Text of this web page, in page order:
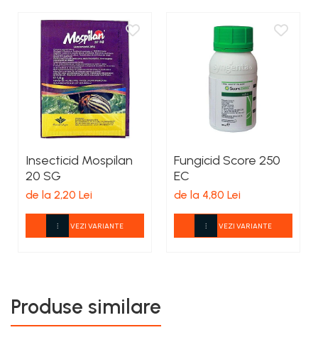
Insecticid Mospilan
20 SG
de la 2,20 Lei
VEZI VARIANTE
Fungicid Score 250
EC
de la 4,80 Lei
VEZI VARIANTE
Produse similare